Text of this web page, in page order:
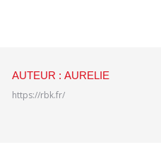
AUTEUR : AURELIE
https://rbk.fr/